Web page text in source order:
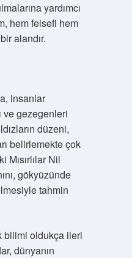
yardımcı
hem felsefi hem
alandır.
insanlar
ve gezegenleri
düzeni,
belirlemekte çok
Nil
gökyüzünde
tahmin
bilimi oldukça ileri
dünyanın